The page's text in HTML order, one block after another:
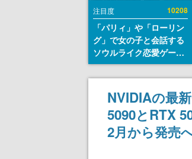
注目度 10208
「パリィ」や「ローリン
グ」で女の子と会話する
ソウルライク恋愛ゲーム
『小早川さんはソウルラ
イク』無料公開。返事に
失敗すると「YOU
DIED」
NVIDIAの最
5090とRTX
2月から発売